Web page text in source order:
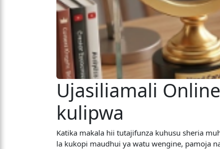
Ujasiliamali
kulipwa
Katika makala hii tutajifunza kuhusu sheria
la kukopi maudhui ya watu wengine, pamoja